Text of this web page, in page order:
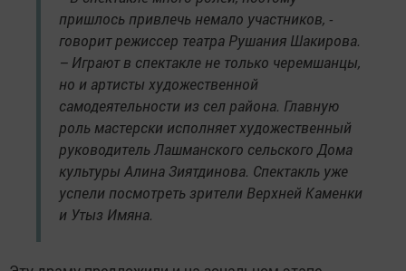
пришлось привлечь немало участников, -
говорит режиссер театра Рушания Шакирова.
– Играют в спектакле не только черемшанцы,
но и артисты художественной
самодеятельности из сел района. Главную
роль мастерски исполняет художественный
руководитель Лашманского сельского Дома
культуры Алина Зиятдинова. Спектакль уже
успели посмотреть зрители Верхней Каменки
и Утыз Имяна.